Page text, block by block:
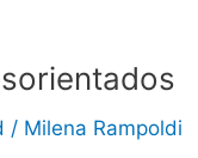
/ Milena Rampoldi